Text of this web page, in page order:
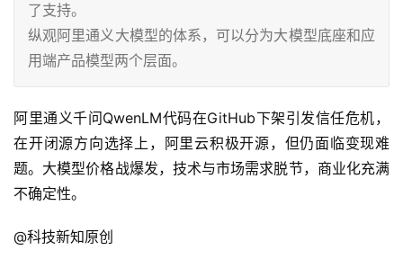
了支持。
纵观阿里通义大模型的体系，可以分为大模型底座和应
用端产品模型两个层面。
阿里通义千问QwenLM代码在GitHub下架引发信任危机，
在开闭源方向选择上，阿里云积极开源，但仍面临变现难
题。大模型价格战爆发，技术与市场需求脱节，商业化充满
不确定性。
@科技新知原创